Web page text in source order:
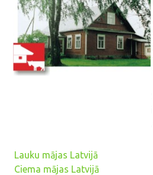
Lauku mājas Latvijā
Ciema mājas Latvijā